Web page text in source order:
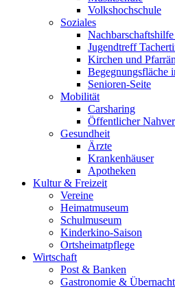
Volkshochschule
Soziales
Jugendtreff
Kirchen und
Begegnungsfläche
Senioren-Seite
Mobilität
Carsharing
Öffentlicher
Gesundheit
Ärzte
Krankenhäuser
Apotheken
Kultur & Freizeit
Vereine
Heimatmuseum
Schulmuseum
Kinderkino-Saison
Ortsheimatpflege
Wirtschaft
Post & Banken
Gastronomie &